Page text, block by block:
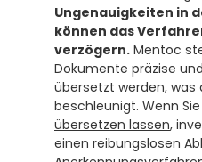
Ungenauigkeiten in
können das
verzögern. Mentoc
Dokumente präzise
übersetzt werden, was
beschleunigt. Wenn Sie
übersetzen lassen,
einen reibungslosen